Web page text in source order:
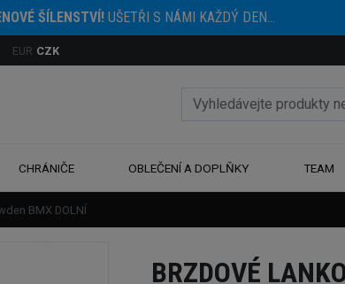
ŠÍLENSTVÍ!UŠETŘI S NÁMI KAŽDÝ DEN...
EUR CZK
CHRÁNIČE OBLEČENÍ A DOPLŇKY TEAM
BMX DOLNÍ
BRZDOVÉ